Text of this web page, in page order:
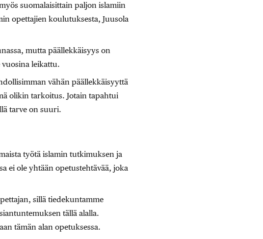
suomalaisittain paljon islamiin
opettajien koulutuksesta, Juusola
mutta päällekkäisyys on
leikattu.
vähän päällekkäisyyttä
olikin tarkoitus. Jotain tapahtui
tarve on suuri.
työtä islamin tutkimuksen ja
ei ole yhtään opetustehtävää, joka
sillä tiedekuntamme
tällä alalla.
tämän alan opetuksessa.